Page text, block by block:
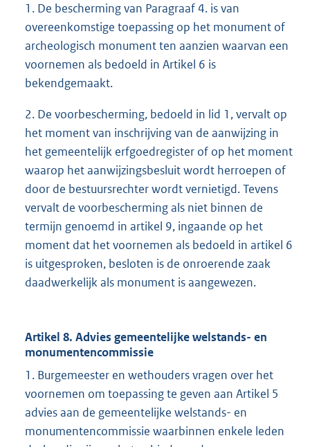
1. De bescherming van Paragraaf 4. is van
overeenkomstige toepassing op het monument of
archeologisch monument ten aanzien waarvan een
voornemen als bedoeld in Artikel 6 is
bekendgemaakt.
2. De voorbescherming, bedoeld in lid 1, vervalt op
het moment van inschrijving van de aanwijzing in
het gemeentelijk erfgoedregister of op het moment
waarop het aanwijzingsbesluit wordt herroepen of
door de bestuursrechter wordt vernietigd. Tevens
vervalt de voorbescherming als niet binnen de
termijn genoemd in artikel 9, ingaande op het
moment dat het voornemen als bedoeld in artikel 6
is uitgesproken, besloten is de onroerende zaak
daadwerkelijk als monument is aangewezen.
Artikel 8. Advies gemeentelijke welstands- en
monumentencommissie
1. Burgemeester en wethouders vragen over het
voornemen om toepassing te geven aan Artikel 5
advies aan de gemeentelijke welstands- en
monumentencommissie waarbinnen enkele leden